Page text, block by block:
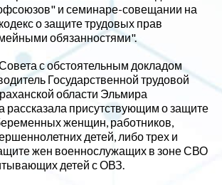
и семинаре-совещании на
о защите трудовых прав
обязанностями".
с обстоятельным докладом
Государственной трудовой
области Эльмира
рассказала присутствующим о защите
женщин, работников,
детей, либо трех и
жен военнослужащих в зоне СВО
детей с ОВЗ.